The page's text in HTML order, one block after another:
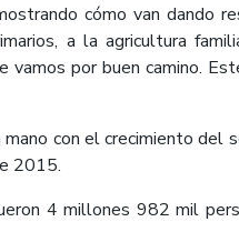
cómo van
a la agricultura
vamos por buen camino.
con el crecimiento del
2015.
4 millones 982 mil